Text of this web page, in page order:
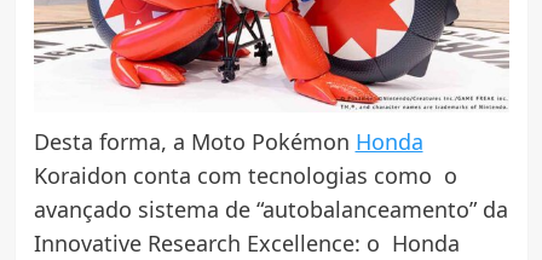
Desta forma, a Moto Pokémon Honda
Koraidon conta com tecnologias como o
avançado sistema de “autobalanceamento” da
Innovative Research Excellence: o Honda